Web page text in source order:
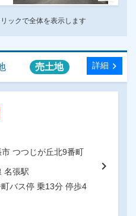
ックで全体を表示します
地 売土地 詳細 chevron_right
chevron_right
市 つつじが丘北9番町
名張駅
バス停 乗13分 停歩4